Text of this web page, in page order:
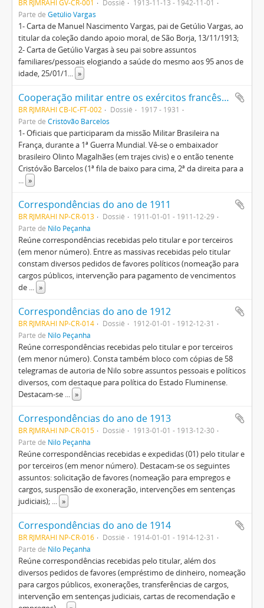
BR RJMRAHI GV-CR-001 Dossiê
1913-11-13 - 1942-11-01
Parte de Getúlio Vargas
1- Carta de Manuel Nascimento Vargas, pai de Getúlio Vargas, ao
titular da coleção dando apoio moral, de São Borja, 13/11/1913;
2- Carta de Getúlio Vargas à seu pai sobre assuntos
familiares/pessoais elogiando a saúde do mesmo aos 95 anos de
idade, 25/01/1... »
Cooperação militar entre os exércitos francês e brasileiro
BR RJMRAHI CB-IC-FT-002 Dossiê
1917 - 1931
Parte de Cristóvão Barcelos
1- Oficiais que participaram da missão Militar Brasileira na
França, durante a 1ª Guerra Mundial. Vê-se o embaixador
brasileiro Olinto Magalhães (em trajes civis) e o então tenente
Cristóvão Barcelos (1ª fila de baixo para cima, 2ª da direita para a
... »
Correspondências do ano de 1911
BR RJMRAHI NP-CR-013 Dossiê
1911-01-01 - 1911-12-29
Parte de Nilo Peçanha
Reúne correspondências recebidas pelo titular e por terceiros
(em menor número). Entre as massivas recebidas pelo titular
constam diversos pedidos de favores políticos (nomeação para
cargos públicos, intervenção para pagamento de vencimentos
de ... »
Correspondências do ano de 1912
BR RJMRAHI NP-CR-014 Dossiê
1912-01-01 - 1912-12-31
Parte de Nilo Peçanha
Reúne correspondências recebidas pelo titular e por terceiros
(em menor número). Consta também bloco com cópias de 58
telegramas de autoria de Nilo sobre assuntos pessoais e políticos
diversos, com destaque para política do Estado Fluminense.
Destacam-se ... »
Correspondências do ano de 1913
BR RJMRAHI NP-CR-015 Dossiê
1913-01-01 - 1913-12-30
Parte de Nilo Peçanha
Reúne correspondências recebidas e expedidas (01) pelo titular e
por terceiros (em menor número). Destacam-se os seguintes
assuntos: solicitação de favores (nomeação para empregos e
cargos, suspensão de exoneração, intervenções em sentenças
judiciais); ... »
Correspondências do ano de 1914
BR RJMRAHI NP-CR-016 Dossiê
1914-01-01 - 1914-12-31
Parte de Nilo Peçanha
Reúne correspondências recebidas pelo titular, além dos
diversos pedidos de favores (empréstimo de dinheiro, nomeação
para cargos públicos, exonerações, transferências de cargos,
intervenção em sentenças judiciais, cartas de recomendação e